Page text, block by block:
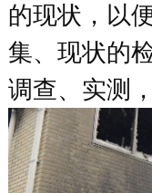
的现状，以
集、现状的
调查、实测